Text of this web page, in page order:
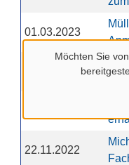
Möchten Sie von
01.03.2023
am
22.11.2022